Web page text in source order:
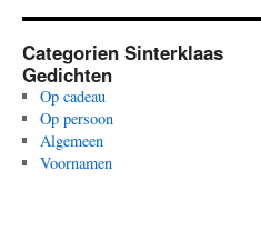
Categorien Sinterklaas
Gedichten
Op cadeau
Op persoon
Algemeen
Voornamen